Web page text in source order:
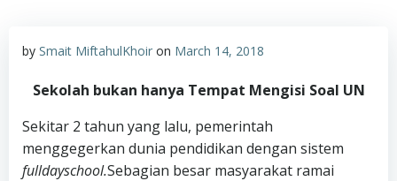
by Smait MiftahulKhoir on March 14, 2018
Sekolah bukan hanya Tempat Mengisi Soal UN
Sekitar 2 tahun yang lalu, pemerintah
menggegerkan dunia pendidikan dengan sistem
fulldayschool.Sebagian besar masyarakat ramai